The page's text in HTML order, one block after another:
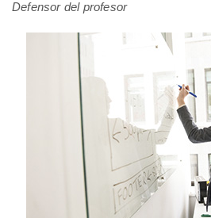
Defensor del profesor